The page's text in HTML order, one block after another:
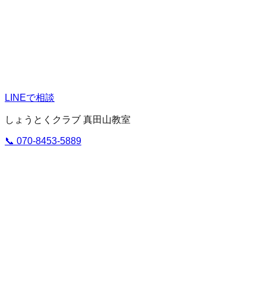
LINEで相談
しょうとくクラブ 真田山教室
📞 070-8453-5889